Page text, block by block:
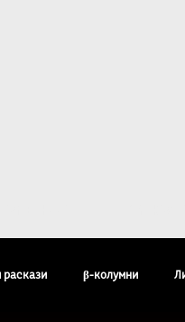
раскази β-колумни